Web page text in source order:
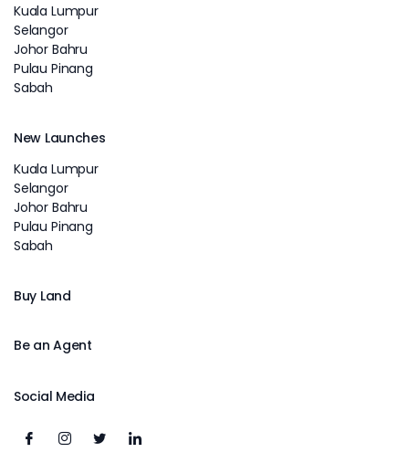
Kuala Lumpur
Selangor
Johor Bahru
Pulau Pinang
Sabah
New Launches
Kuala Lumpur
Selangor
Johor Bahru
Pulau Pinang
Sabah
Buy Land
Be an Agent
Social Media